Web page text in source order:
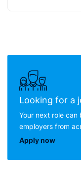
Looking for a
Your next role
employers from
Apply now